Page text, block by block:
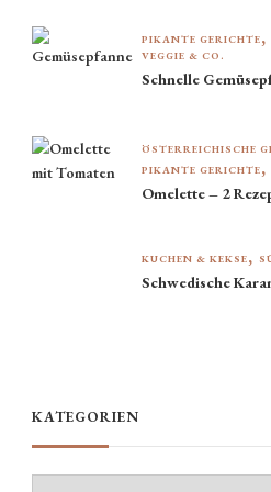
PIKANTE GERICHTE
VEGGIE & CO.
Schnelle
ÖSTERREICHISCHE
PIKANTE GERICHTE
Omelette – 2
KUCHEN & KEKSE
Schwedische
KATEGORIEN